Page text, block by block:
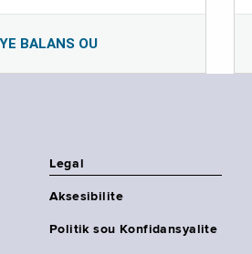
BALANS OU
Legal
Aksesibilite
Politik sou Konfidansyalite